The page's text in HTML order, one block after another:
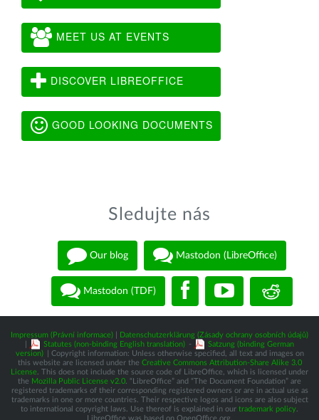
MEET US AT EVENTS
DISCOVER LIBREOFFICE
GOOD LOOKING DOCUMENTS
Sledujte nás
Our blog Mastodon (LibreOffice)
Mastodon (TDF)
Impressum (Právní informace)
Datenschutzerklärung (Zásady ochrany osobních údajů)
Statutes (non-binding English translation) -
Satzung (binding German
version)
| Copyright information: Unless otherwise specified, all text and images on
this website are licensed under the Creative Commons Attribution-Share Alike 3.0
License . This does not include the source code of LibreOffice, which is licensed under
the Mozilla Public License v2.0 . “LibreOffice” and “The Document Foundation” are
registered trademarks of their corresponding registered owners or are in actual use as
trademarks in one or more countries. Their respective logos and icons are also subject
to international copyright laws. Use thereof is explained in our trademark policy
LibreOffice was based on OpenOffice.org.